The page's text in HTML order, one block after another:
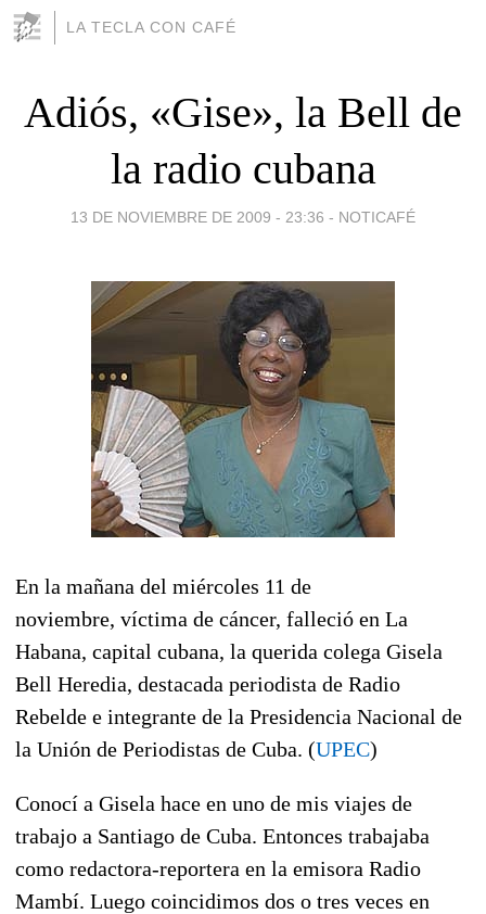
LA TECLA CON CAFÉ
Adiós, «Gise», la Bell de
la radio cubana
13 DE NOVIEMBRE DE 2009 - 23:36 - NOTICAFÉ
En la mañana del miércoles 11 de
noviembre, víctima de cáncer, falleció en La
Habana, capital cubana, la querida colega Gisela
Bell Heredia, destacada periodista de Radio
Rebelde e integrante de la Presidencia Nacional de
la Unión de Periodistas de Cuba. (UPEC)
Conocí a Gisela hace en uno de mis viajes de
trabajo a Santiago de Cuba. Entonces trabajaba
como redactora-reportera en la emisora Radio
Mambí. Luego coincidimos dos o tres veces en